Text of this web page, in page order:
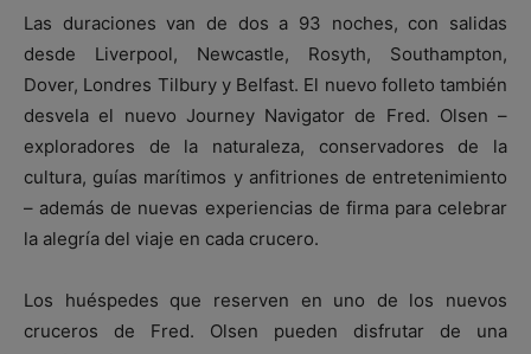
Las duraciones van de dos a 93 noches, con salidas
desde Liverpool, Newcastle, Rosyth, Southampton,
Dover, Londres Tilbury y Belfast. El nuevo folleto también
desvela el nuevo Journey Navigator de Fred. Olsen –
exploradores de la naturaleza, conservadores de la
cultura, guías marítimos y anfitriones de entretenimiento
– además de nuevas experiencias de firma para celebrar
la alegría del viaje en cada crucero.
Los huéspedes que reserven en uno de los nuevos
cruceros de Fred. Olsen pueden disfrutar de una